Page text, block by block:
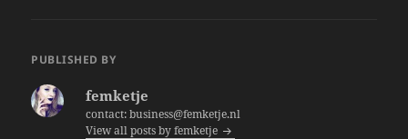
e er
PUBLISHED BY
femketje
contact: business@femketje.nl
View all posts by femketje